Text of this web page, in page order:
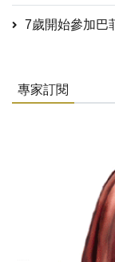
7歲開始參加巴
專家訂閱